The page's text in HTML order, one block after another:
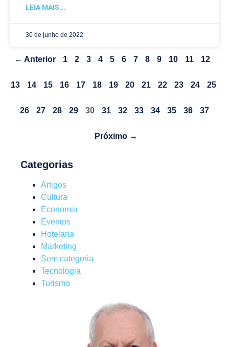
LEIA MAIS...
30 de junho de 2022
← Anterior 1 2 3 4 5 6 7 8 9 10 11 12
13 14 15 16 17 18 19 20 21 22 23 24 25
26 27 28 29 30 31 32 33 34 35 36 37
Próximo →
Categorias
Artigos
Cultura
Economia
Eventos
Hotelaria
Marketing
Sem categoria
Tecnologia
Turismo